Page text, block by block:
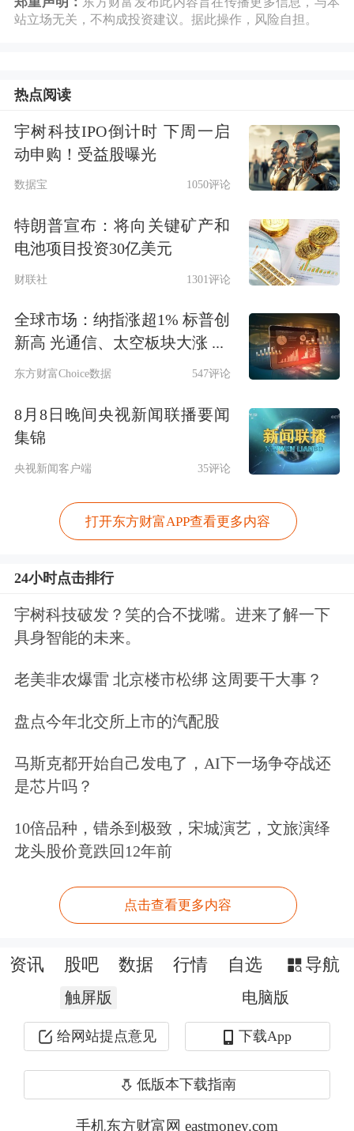
变，将强化社会监督、信用管理及责任
《证券日报》记者了解到，在2015年监
管工作就不断加强事中事后监管，如进
一步优化监管体系职能分层，发布派出
机构监管职责规定，探索建立证券期货
经营机构事中事后监管新机制。稳步推
进中央监管信息平台建设，中央数据库
券期货市场程序化交易管理办法。
同时，2015年不断推进上市公司分行业
信息披露，实施上市公司分行业监管试
点。对债券违约、破产重整等风险公司
实施差异化监管。修订年度报告披露准
则，优化信息披露监管制度。将上市公
司并购重组信息预案披露全面纳入直通
车范围。完善立案信息即时披露机制。
累计采取通报批评、公开谴责等纪律处
健全非上市公众公司监管体系，加强行
政监管、自律监管和稽查执法的衔接，
加强对全国股转系统的监管。
另外，2015年监管工作注重建立健全公
市场风险防控机制，制定公司债券违约
信评级、承销、受托管理等环节的监
管，组织开展对49家证券公司和7家资
信评级机构现场检查。深入排查私募债
风险，首次完成对105家公司债券发行
人的现场检查，对4家发行人及1家中介
站立场无关，不构成投资建议。据此操作，风险自担。
热点阅读
宇树科技IPO倒计时 下周一启
动申购！受益股曝光
数据宝 1050评论
特朗普宣布：将向关键矿产和
电池项目投资30亿美元
财联社 1301评论
全球市场：纳指涨超1% 标普创
新高 光通信、太空板块大涨 ...
东方财富Choice数据 547评论
8月8日晚间央视新闻联播要闻
集锦
央视新闻客户端 35评论
打开东方财富APP查看更多内容
24小时点击排行
宇树科技破发？笑的合不拢嘴。进来了解一下
具身智能的未来。
老美非农爆雷 北京楼市松绑 这周要干大事？
盘点今年北交所上市的汽配股
马斯克都开始自己发电了，AI下一场争夺战还
是芯片吗？
10倍品种，错杀到极致，宋城演艺，文旅演绎
龙头股价竟跌回12年前
点击查看更多内容
资讯 股吧 数据 行情 自选 导航
触屏版 电脑版
给网站提点意见 下载App
低版本下载指南
手机东方财富网 eastmoney.com